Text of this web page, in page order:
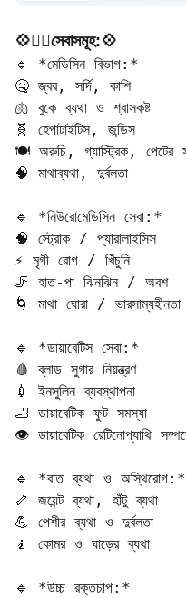
💠🧑‍⚕️সেবাসমূহ:💠
🔹 *মেডিসিন বিভাগ:*
🤒 জ্বর, সর্দি, কাশি
🫁 বুকে ব্যথা ও শ্বাসকষ্ট
🧬 হেপাটাইটিস, জন্ডিস
🍽️ অরুচি, গ্যাস্ট্রিক, পেটের
🧠 মাথাব্যথা, দুর্বলতা
🔹 *নিউরোমেডিসিন সেবা:*
🧠 স্ট্রোক / প্যারালাইসিস
⚡ মৃগী রোগ / খিঁচুনি
🦵 হাত-পা ঝিনঝিন / অবশ
🌀 মাথা ঘোরা /
🔹 *ডায়াবেটিস সেবা:*
🩸 ব্লাড সুগার নিয়ন্ত্রণ
💉 ইনসুলিন ব্যবস্থাপনা
🦶 ডায়াবেটিক ফুট সমস্যা
👁️ ডায়াবেটিক রেটিনোপ্যাথি
🔹 *বাত ব্যথা ও
🦴 জয়েন্ট ব্যথা, হাঁটু ব্যথা
💪 পেশীর ব্যথা ও দুর্বলতা
🧎 কোমর ও ঘাড়ের ব্যথা
🔹 *উচ্চ রক্তচাপ:*